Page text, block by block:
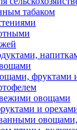
табаком
фруктами
овощами
и